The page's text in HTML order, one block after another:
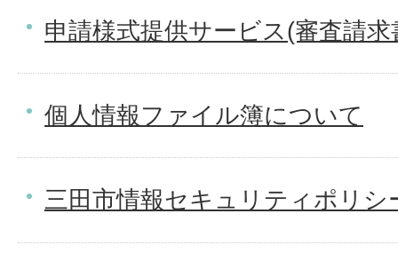
申請様式提供サービス(審査請求
個人情報ファイル簿について
三田市情報セキュリティポリシ